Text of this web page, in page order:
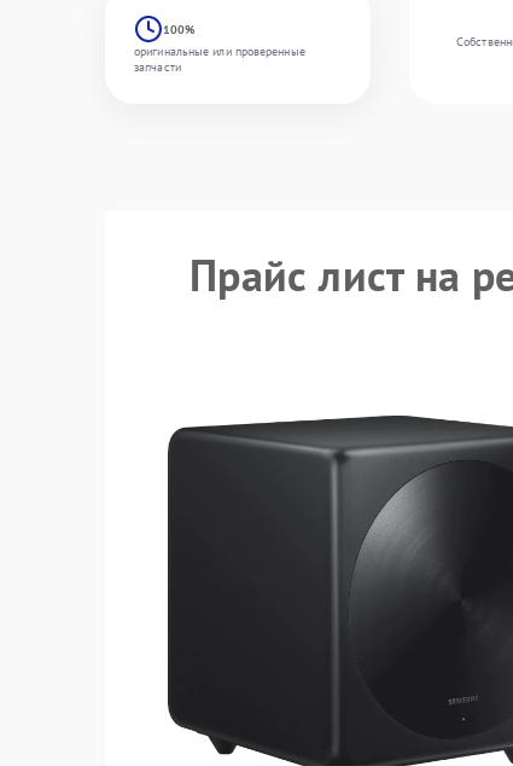
100%
оригинальные или проверенные
запчасти
Прайс лист на